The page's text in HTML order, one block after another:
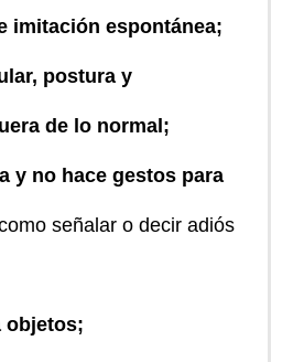
imitación espontánea;
postura y
de lo normal;
y no hace gestos para
señalar o decir adiós
objetos;